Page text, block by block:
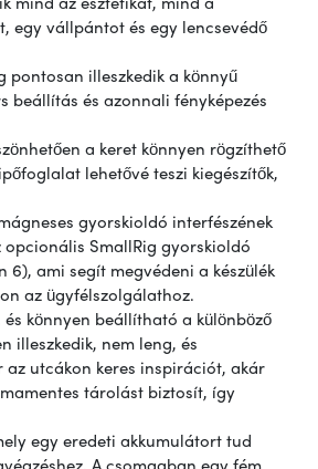
egy vállpántot és egy lencsevédő
pontosan illeszkedik a könnyű
beállítás és azonnali fényképezés
a keret könnyen rögzíthető
lehetővé teszi kiegészítők,
gyorskioldó interfészének
SmallRig gyorskioldó
6), ami segít megvédeni a készülék
az ügyfélszolgálathoz.
könnyen beállítható a különböző
illeszkedik, nem leng, és
utcákon keres inspirációt, akár
tárolást biztosít, így
egy eredeti akkumulátort tud